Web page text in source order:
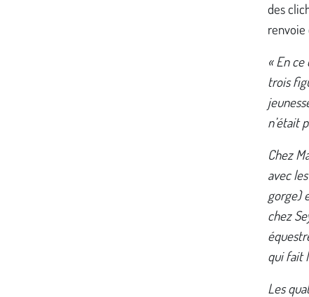
des
renvoie
« En
trois
n’était
Chez
avec
gorge)
chez
qui fait
Les